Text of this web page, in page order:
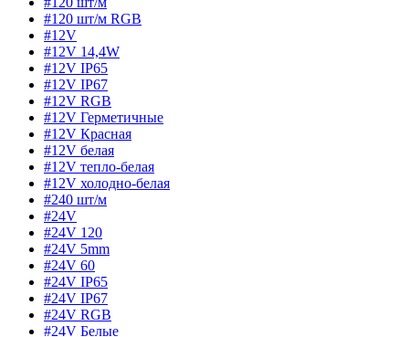
#120 шт/м RGB
#12V
#12V 14,4W
#12V IP65
#12V IP67
#12V RGB
#12V Герметичные
#12V Красная
#12V белая
#12V тепло-белая
#12V холодно-белая
#240 шт/м
#24V
#24V 120
#24V 5mm
#24V 60
#24V IP65
#24V IP67
#24V RGB
#24V Белые